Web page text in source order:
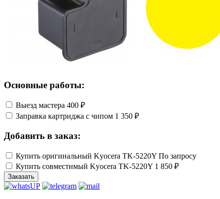
Основные работы:
Выезд мастера 400 ₽
Заправка картриджа с чипом 1 350 ₽
Добавить в заказ:
Купить оригинальный Kyocera TK-5220Y По запросу
Купить совместимый Kyocera TK-5220Y 1 850 ₽
Заказать